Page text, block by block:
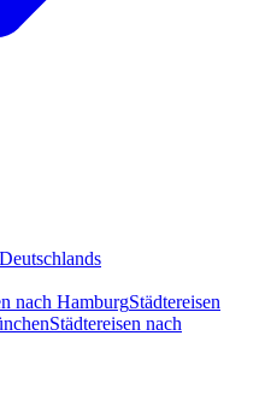
nach HamburgStädtereisen
Städtereisen nach